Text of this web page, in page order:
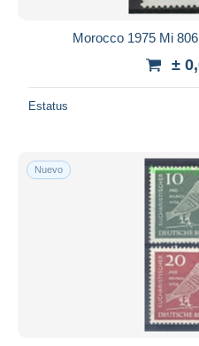
Morocco 1975 Mi
±
Estatus
Nuevo